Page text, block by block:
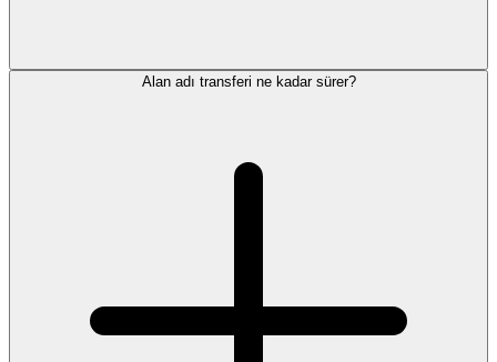
Alan adı transferi ne kadar sürer?